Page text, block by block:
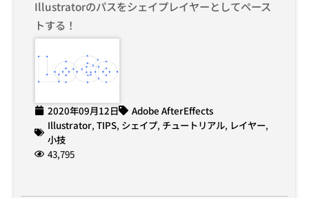
Illustratorのパスをシェイプレイヤーとしてペース
トする！
2020年09月12日
Adobe AfterEffects
Illustrator, TIPS, シェイプ, チュートリアル, レイヤー,
小技
43,795